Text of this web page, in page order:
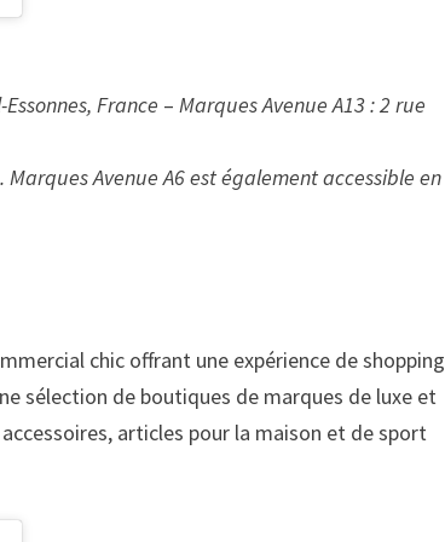
France –Marques Avenue A13 : 2 rue
Avenue A6 est également accessible en
chic offrant une expérience de shopping
sélection de boutiques de marques de luxe et
articles pour la maison et de sport